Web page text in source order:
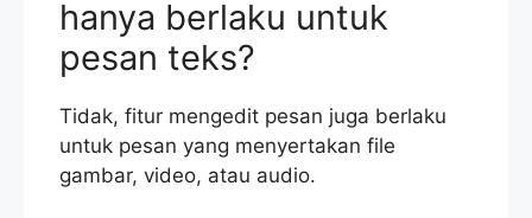
hanya berlaku untuk
pesan teks?
Tidak, fitur mengedit pesan juga berlaku
untuk pesan yang menyertakan file
gambar, video, atau audio.